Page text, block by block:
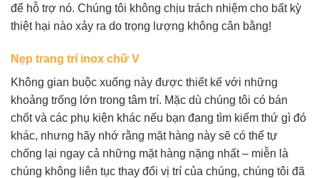
để hỗ trợ nó. Chúng tôi không chịu trách nhiệm cho bất kỳ
thiệt hại nào xảy ra do trọng lượng không cân bằng!
Nẹp trang trí inox chữ V
Không gian buộc xuống này được thiết kế với những
khoảng trống lớn trong tâm trí. Mặc dù chúng tôi có bán
chốt và các phụ kiện khác nếu bạn đang tìm kiếm thứ gì đó
khác, nhưng hãy nhớ rằng mặt hàng này sẽ có thể tự
chống lại ngay cả những mặt hàng nặng nhất – miễn là
chúng không liên tục thay đổi vị trí của chúng, chúng tôi đã